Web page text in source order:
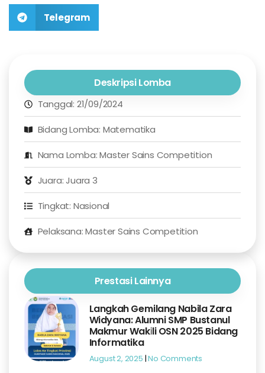
Deskripsi Lomba
Tanggal: 21/09/2024
Bidang Lomba: Matematika
Nama Lomba: Master Sains Competition
Juara: Juara 3
Tingkat: Nasional
Pelaksana: Master Sains Competition
Prestasi Lainnya
Langkah Gemilang Nabila Zara
Widyana: Alumni SMP Bustanul
Makmur Wakili OSN 2025 Bidang
Informatika
August 2, 2025 No Comments
Telegram